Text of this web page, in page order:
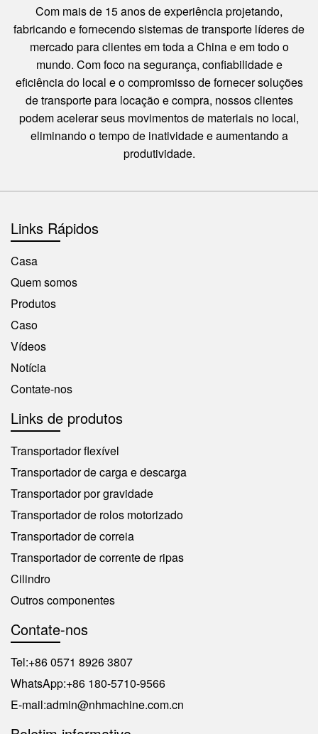
Com mais de 15 anos de experiência projetando,
fabricando e fornecendo sistemas de transporte líderes de
mercado para clientes em toda a China e em todo o
mundo. Com foco na segurança, confiabilidade e
eficiência do local e o compromisso de fornecer soluções
de transporte para locação e compra, nossos clientes
podem acelerar seus movimentos de materiais no local,
eliminando o tempo de inatividade e aumentando a
produtividade.
Links Rápidos
Casa
Quem somos
Produtos
Caso
Vídeos
Notícia
Contate-nos
Links de produtos
Transportador flexível
Transportador de carga e descarga
Transportador por gravidade
Transportador de rolos motorizado
Transportador de correia
Transportador de corrente de ripas
Cilindro
Outros componentes
Contate-nos
Tel:+86 0571 8926 3807
WhatsApp:+86 180-5710-9566
E-mail:admin@nhmachine.com.cn